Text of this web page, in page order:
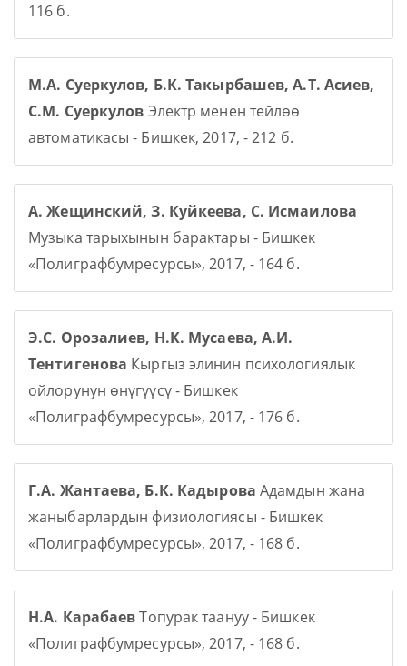
116 б.
М.А. Суеркулов, Б.К. Такырбашев, А.Т. Асиев,
С.М. Суеркулов Электр менен тейлөө
автоматикасы - Бишкек, 2017, - 212 б.
А. Жещинский, З. Куйкеева, С. Исмаилова
Музыка тарыхынын барактары - Бишкек
«Полиграфбумресурсы», 2017, - 164 б.
Э.С. Орозалиев, Н.К. Мусаева, А.И.
Тентигенова Кыргыз элинин психологиялык
ойлорунун өнүгүүсү - Бишкек
«Полиграфбумресурсы», 2017, - 176 б.
Г.А. Жантаева, Б.К. Кадырова Адамдын жана
жаныбарлардын физиологиясы - Бишкек
«Полиграфбумресурсы», 2017, - 168 б.
Н.А. КарабаевТопурак таануу - Бишкек
«Полиграфбумресурсы», 2017, - 168 б.